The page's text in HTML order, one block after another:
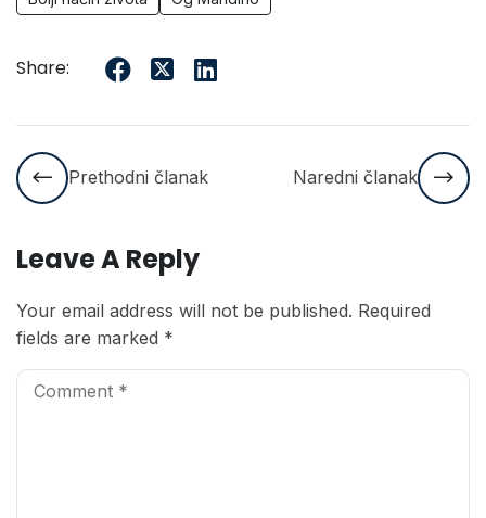
Share:
Prethodni članak Naredni članak
Leave A Reply
Your email address will not be published. Required
fields are marked *